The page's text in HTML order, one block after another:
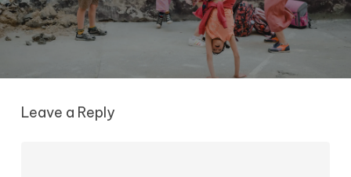
Leave a Reply